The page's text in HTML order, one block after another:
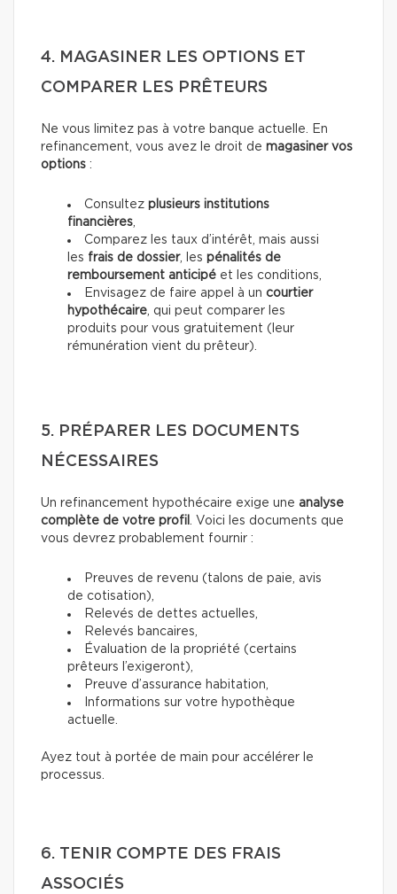
4. MAGASINER LES OPTIONS ET
COMPARER LES PRÊTEURS
Ne vous limitez pas à votre banque actuelle. En
refinancement, vous avez le droit de magasiner vos
options :
Consultez plusieurs institutions
financières,
Comparez les taux d’intérêt, mais aussi
les frais de dossier, les pénalités de
remboursement anticipé et les conditions,
Envisagez de faire appel à un courtier
hypothécaire, qui peut comparer les
produits pour vous gratuitement (leur
rémunération vient du prêteur).
5. PRÉPARER LES DOCUMENTS
NÉCESSAIRES
Un refinancement hypothécaire exige une analyse
complète de votre profil . Voici les documents que
vous devrez probablement fournir :
Preuves de revenu (talons de paie, avis
de cotisation),
Relevés de dettes actuelles,
Relevés bancaires,
Évaluation de la propriété (certains
prêteurs l’exigeront),
Preuve d’assurance habitation,
Informations sur votre hypothèque
actuelle.
Ayez tout à portée de main pour accélérer le
processus.
6. TENIR COMPTE DES FRAIS
ASSOCIÉS